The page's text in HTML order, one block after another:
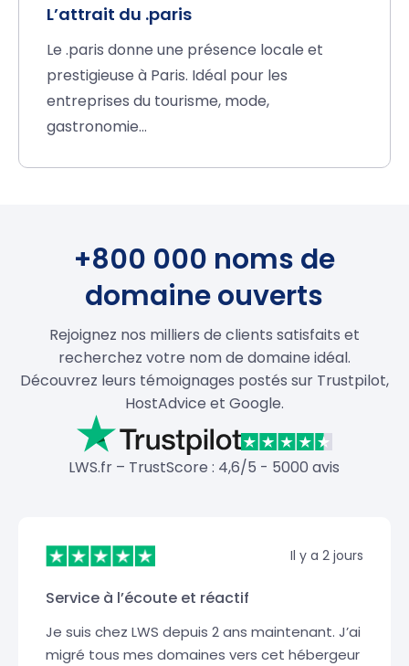
L’attrait du .paris
Le .paris donne une présence locale et
prestigieuse à Paris. Idéal pour les
entreprises du tourisme, mode,
gastronomie…
+800 000 noms de
domaine ouverts
Rejoignez nos milliers de clients satisfaits et
recherchez votre nom de domaine idéal.
Découvrez leurs témoignages postés sur Trustpilot,
HostAdvice et Google.
LWS.fr – TrustScore : 4,6/5 - 5000 avis
Il y a 2 jours
Service à l’écoute et réactif
Je suis chez LWS depuis 2 ans maintenant. J’ai
migré tous mes domaines vers cet hébergeur